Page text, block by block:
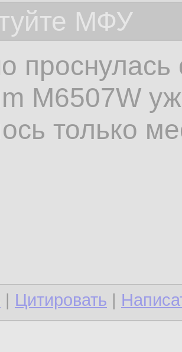
МФУ
проснулась
M6507W
только
| Цитировать |